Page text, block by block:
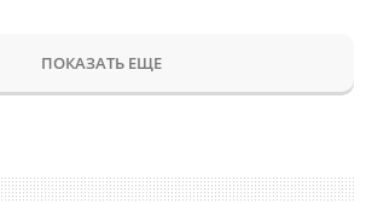
ПОКАЗАТЬ ЕЩЕ